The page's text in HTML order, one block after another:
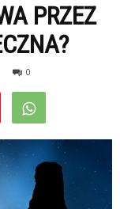
PRZEZ
0